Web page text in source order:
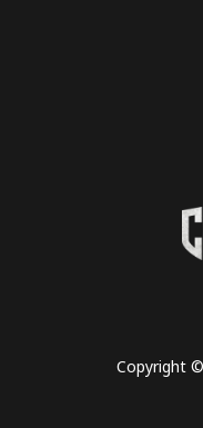
Copyright